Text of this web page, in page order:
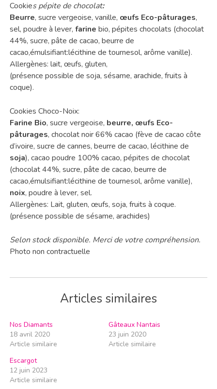
Cookies pépite de chocolat:
Beurre, sucre vergeoise, vanille, œufs Eco-pâturages,
sel, poudre à lever, farine bio, pépites chocolats (chocolat
44%, sucre, pâte de cacao, beurre de
cacao,émulsifiant:lécithine de tournesol, arôme vanille).
Allergènes: lait, œufs, gluten,
(présence possible de soja, sésame, arachide, fruits à
coque).
Cookies Choco-Noix:
Farine Bio, sucre vergeoise, beurre, œufs Eco-
pâturages, chocolat noir 66% cacao (fève de cacao côte
d’ivoire, sucre de cannes, beurre de cacao, lécithine de
soja), cacao poudre 100% cacao, pépites de chocolat
(chocolat 44%, sucre, pâte de cacao, beurre de
cacao,émulsifiant:lécithine de tournesol, arôme vanille),
noix, poudre à lever, sel.
Allergènes: Lait, gluten, œufs, soja, fruits à coque.
(présence possible de sésame, arachides)
Selon stock disponible. Merci de votre compréhension.
Photo non contractuelle
Articles similaires
Nos Diamants
18 avril 2020
Article similaire
Gâteaux Nantais
23 juin 2020
Article similaire
Escargot
12 juin 2023
Article similaire